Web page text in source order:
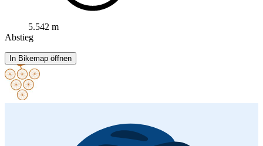
5.542 m
Abstieg
In Bikemap öffnen